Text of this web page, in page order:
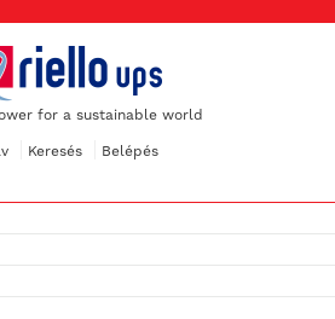
for a sustainable world
Keresés Belépés